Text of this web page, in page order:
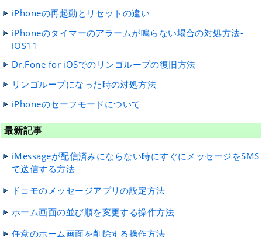
iPhoneの再起動とリセットの違い
iPhoneのタイマーのアラームが鳴らない場合の対処方法-
iOS11
Dr.Fone for iOSでのリンゴループの復旧方法
リンゴループになった時の対処方法
iPhoneのセーフモードについて
最新記事
iMessageが配信済みにならない時にすぐにメッセージをSMS
で送信する方法
ドコモのメッセージアプリの設定方法
ホーム画面の並び順を変更する操作方法
任意のホーム画面を削除する操作方法